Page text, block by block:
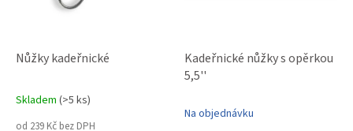
Nůžky kadeřnické
Průměrné
hodnocení
Skladem (>5 ks)
od 239 Kč bez DPH
Kadeřnické nůžky s opěrkou
5,5''
Na objednávku